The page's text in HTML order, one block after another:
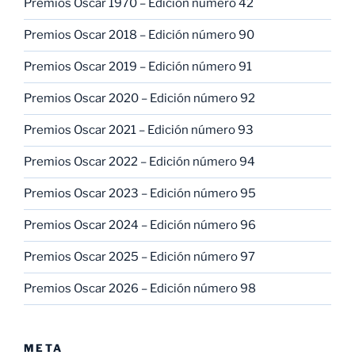
Premios Oscar 1970 – Edición número 42
Premios Oscar 2018 – Edición número 90
Premios Oscar 2019 – Edición número 91
Premios Oscar 2020 – Edición número 92
Premios Oscar 2021 – Edición número 93
Premios Oscar 2022 – Edición número 94
Premios Oscar 2023 – Edición número 95
Premios Oscar 2024 – Edición número 96
Premios Oscar 2025 – Edición número 97
Premios Oscar 2026 – Edición número 98
META